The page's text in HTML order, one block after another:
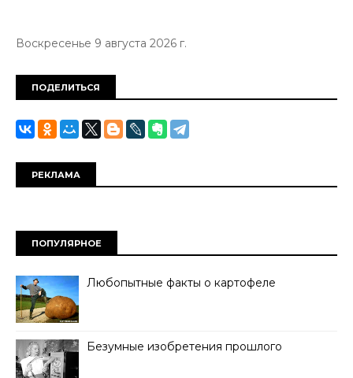
Воскресенье 9 августа 2026 г.
ПОДЕЛИТЬСЯ
РЕКЛАМА
ПОПУЛЯРНОЕ
Любопытные факты о картофеле
Безумные изобретения прошлого